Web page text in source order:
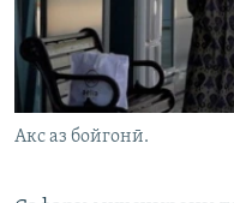
Акс аз бойгонӣ.